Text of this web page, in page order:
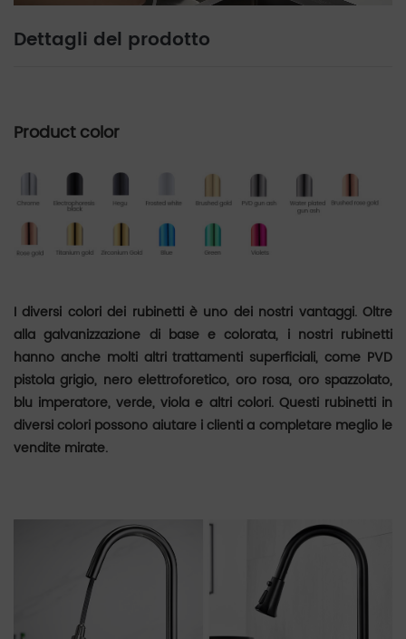
Dettagli del prodotto
Product color
I diversi colori dei rubinetti è uno dei nostri vantaggi. Oltre
alla galvanizzazione di base e colorata, i nostri rubinetti
hanno anche molti altri trattamenti superficiali, come PVD
pistola grigio, nero elettroforetico, oro rosa, oro spazzolato,
blu imperatore, verde, viola e altri colori. Questi rubinetti in
diversi colori possono aiutare i clienti a completare meglio le
vendite mirate.